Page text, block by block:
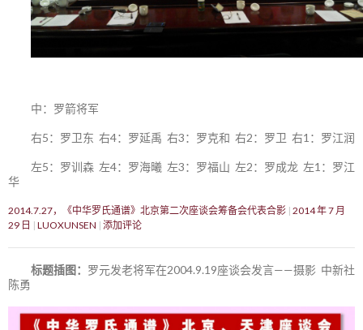
中：罗箭将军
右5：罗卫东 右4：罗延禹 右3：罗克和 右2：罗卫 右1：罗江润
左5：罗训森 左4：罗海曦 左3：罗福山 左2：罗成龙 左1：罗江
华
2014.7.27，《中华罗氏通谱》北京第二次座谈会筹备会代表合影 2014 年 7 月
29 日
LUOXUNSEN 添加评论
标题插图： 罗元发老将军在2004.9.19座谈会发言——摄影 中新社
陈勇